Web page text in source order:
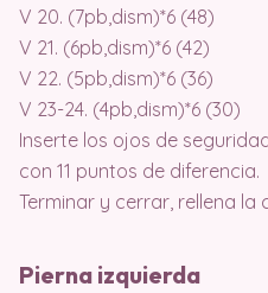
V 20. (7pb,dism)*6 (48)
V 21. (6pb,dism)*6 (42)
V 22. (5pb,dism)*6 (36)
V 23-24. (4pb,dism)*6 (30)
Inserte los ojos de
con 11 puntos de diferencia.
Terminar y cerrar, rellena
Pierna izquierda